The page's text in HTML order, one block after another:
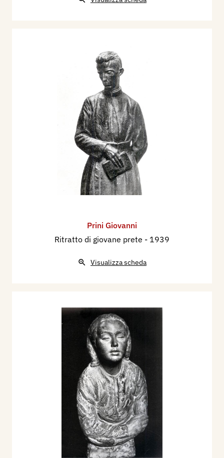
Prini Giovanni
Ritratto di giovane prete - 1939
Visualizza scheda